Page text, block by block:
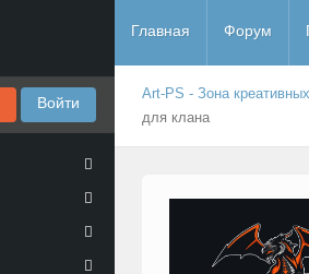
Войти
Главная Форум
Art-PS - Зона
для клана